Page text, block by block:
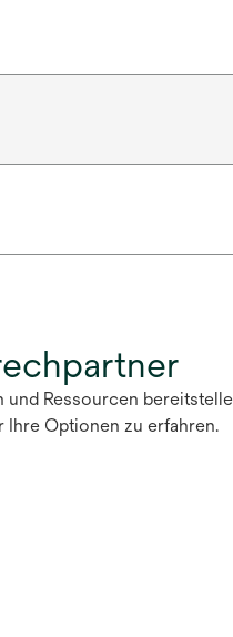
Ressourcen
Ihre Optionen zu erfahren.